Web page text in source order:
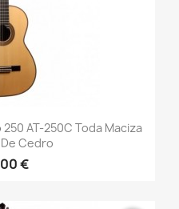
AT-250C Toda Maciza
Cedro
€